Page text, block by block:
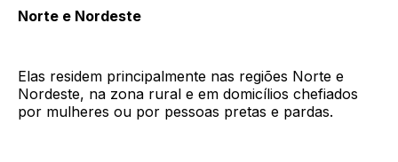
Norte e Nordeste
Elas residem principalmente nas regiões Norte e
Nordeste, na zona rural e em domicílios chefiados
por mulheres ou por pessoas pretas e pardas.